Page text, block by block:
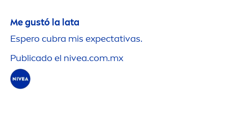
Me gustó la lata
Espero cubra mis expectativas.
Publicado el nivea.com.mx